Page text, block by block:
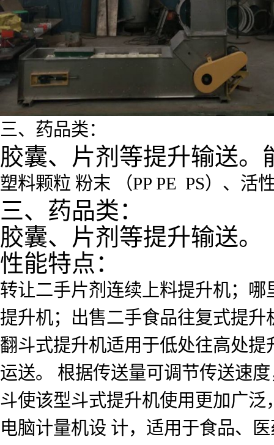
三、药品类：
胶囊、片剂等提升输送。
塑料颗粒 粉末 （PP PE PS）、
三、药品类：
胶囊、片剂等提升输送。
性能特点：
转让二手片剂连续上料提升机；
提升机；出售二手食品往复式提
翻斗式提升机适用于低处往高处
运送。 根据传送量可调节传送速
斗使该型斗式提升机使用更加广
电脑计量机设 计，适用于食品、